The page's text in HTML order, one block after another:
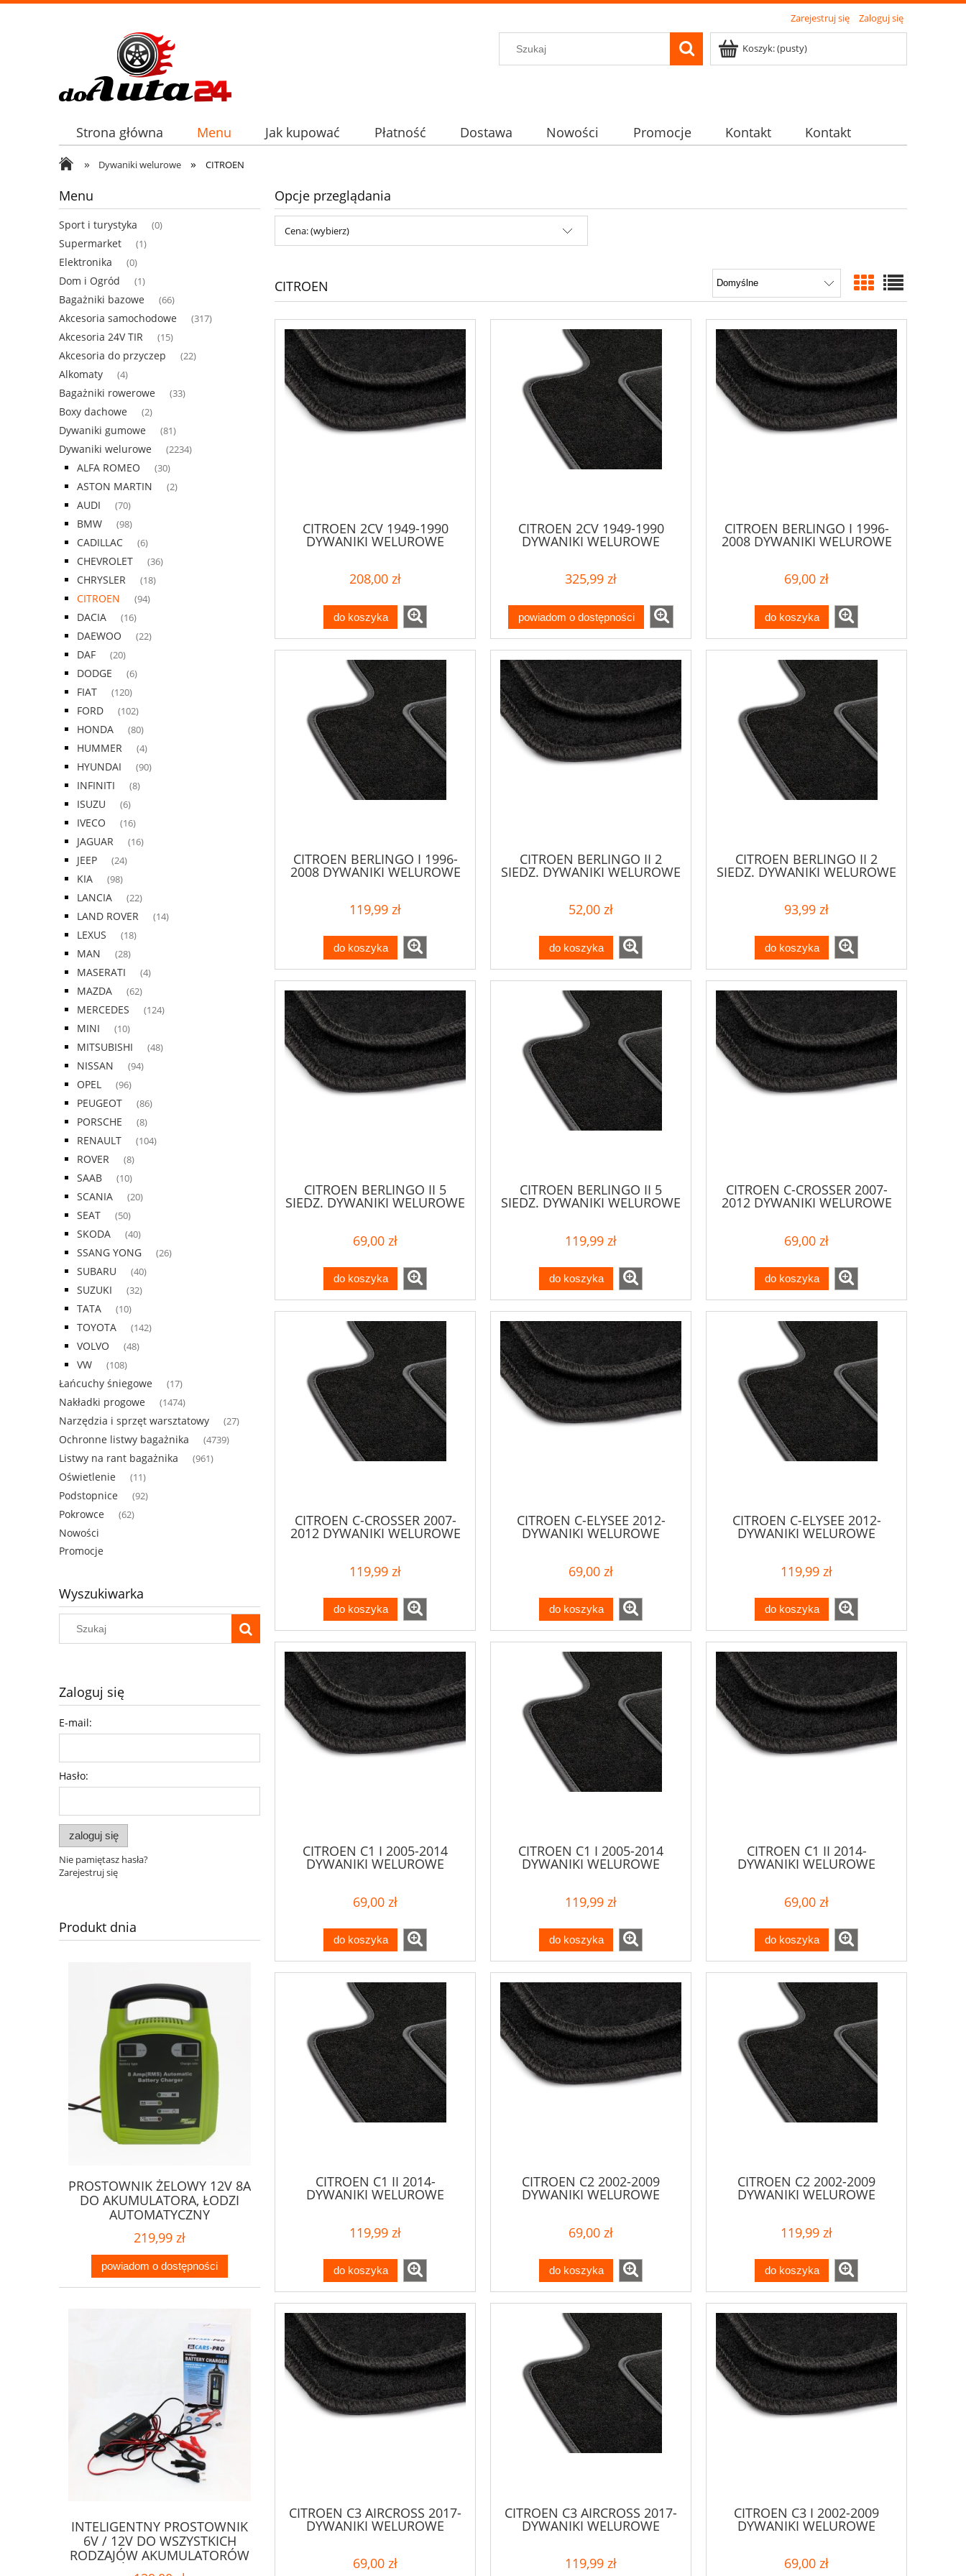
Zarejestruj się Zaloguj się
Koszyk:(pusty)
Strona główna Menu Jak kupować Płatność Dostawa Nowości Promocje Kontakt Kontakt
» Dywaniki welurowe » CITROEN
Menu
Sport i turystyka (0)
Supermarket (1)
Elektronika (0)
Dom i Ogród (1)
Bagażniki bazowe (66)
Akcesoria samochodowe (317)
Akcesoria 24V TIR (15)
Akcesoria do przyczep (22)
Alkomaty (4)
Bagażniki rowerowe (33)
Boxy dachowe (2)
Dywaniki gumowe (81)
Dywaniki welurowe (2234)
ALFA ROMEO (30)
ASTON MARTIN (2)
AUDI (70)
BMW (98)
CADILLAC (6)
CHEVROLET (36)
CHRYSLER (18)
CITROEN (94)
DACIA (16)
DAEWOO (22)
DAF (20)
DODGE (6)
FIAT (120)
FORD (102)
HONDA (80)
HUMMER (4)
HYUNDAI (90)
INFINITI (8)
ISUZU (6)
IVECO (16)
JAGUAR (16)
JEEP (24)
KIA (98)
LANCIA (22)
LAND ROVER (14)
LEXUS (18)
MAN (28)
MASERATI (4)
MAZDA (62)
MERCEDES (124)
MINI (10)
MITSUBISHI (48)
NISSAN (94)
OPEL (96)
PEUGEOT (86)
PORSCHE (8)
RENAULT (104)
ROVER (8)
SAAB (10)
SCANIA (20)
SEAT (50)
SKODA (40)
SSANG YONG (26)
SUBARU (40)
SUZUKI (32)
TATA (10)
TOYOTA (142)
VOLVO (48)
VW (108)
Łańcuchy śniegowe (17)
Nakładki progowe (1474)
Narzędzia i sprzęt warsztatowy (27)
Ochronne listwy bagażnika (4739)
Listwy na rant bagażnika (961)
Oświetlenie (11)
Podstopnice (92)
Pokrowce (62)
Nowości
Promocje
Wyszukiwarka
Zaloguj się
E-mail:
Hasło:
zaloguj się
Nie pamiętasz hasła?
Zarejestruj się
Produkt dnia
PROSTOWNIK ŻELOWY 12V 8A
DO AKUMULATORA, ŁODZI
AUTOMATYCZNY
219,99 zł
powiadom o dostępności
INTELIGENTNY PROSTOWNIK
6V / 12V DO WSZYSTKICH
RODZAJÓW AKUMULATORÓW
Z WYŚWIETLACZEM LCD
Opcje przeglądania
Cena: (wybierz)
CITROEN
CITROEN 2CV 1949-1990
DYWANIKI WELUROWE
208,00 zł
do koszyka
CITROEN 2CV 1949-1990
DYWANIKI WELUROWE
325,99 zł
powiadom o dostępności
CITROEN BERLINGO I 1996-
2008 DYWANIKI WELUROWE
69,00 zł
do koszyka
CITROEN BERLINGO I 1996-
2008 DYWANIKI WELUROWE
119,99 zł
do koszyka
CITROEN BERLINGO II 2
SIEDZ. DYWANIKI WELUROWE
52,00 zł
do koszyka
CITROEN BERLINGO II 2
SIEDZ. DYWANIKI WELUROWE
93,99 zł
do koszyka
CITROEN BERLINGO II 5
SIEDZ. DYWANIKI WELUROWE
69,00 zł
do koszyka
CITROEN BERLINGO II 5
SIEDZ. DYWANIKI WELUROWE
119,99 zł
do koszyka
CITROEN C-CROSSER 2007-
2012 DYWANIKI WELUROWE
69,00 zł
do koszyka
CITROEN C-CROSSER 2007-
2012 DYWANIKI WELUROWE
119,99 zł
do koszyka
CITROEN C-ELYSEE 2012-
DYWANIKI WELUROWE
69,00 zł
do koszyka
CITROEN C-ELYSEE 2012-
DYWANIKI WELUROWE
119,99 zł
do koszyka
CITROEN C1 I 2005-2014
DYWANIKI WELUROWE
69,00 zł
do koszyka
CITROEN C1 I 2005-2014
DYWANIKI WELUROWE
119,99 zł
do koszyka
CITROEN C1 II 2014-
DYWANIKI WELUROWE
69,00 zł
do koszyka
CITROEN C1 II 2014-
DYWANIKI WELUROWE
119,99 zł
do koszyka
CITROEN C2 2002-2009
DYWANIKI WELUROWE
69,00 zł
do koszyka
CITROEN C2 2002-2009
DYWANIKI WELUROWE
119,99 zł
do koszyka
CITROEN C3 AIRCROSS 2017-
DYWANIKI WELUROWE
69,00 zł
CITROEN C3 AIRCROSS 2017-
DYWANIKI WELUROWE
119,99 zł
CITROEN C3 I 2002-2009
DYWANIKI WELUROWE
69,00 zł